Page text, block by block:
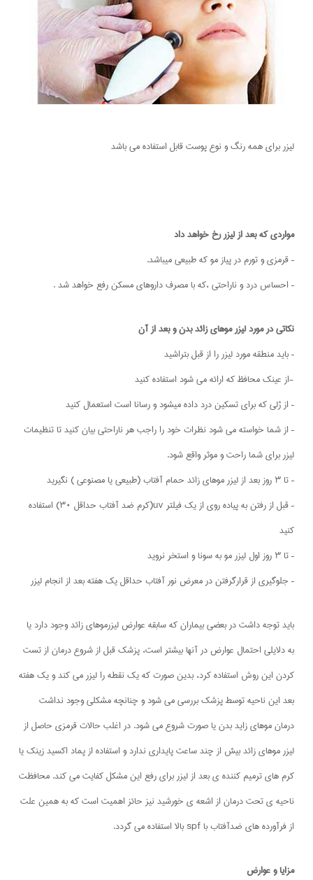
لیزر برای همه رنگ و نوع پوست قابل استفاده می باشد
مواردی که بعد از لیزر رخ خواهد داد
– قرمزی و تورم در پیاز مو که طبیعی میباشد.
– احساس درد و ناراحتی ،که با مصرف داروهای مسکن رفع خواهد شد .
نکاتی در مورد لیزر موهای زائد بدن و بعد از آن
– باید منطقه مورد لیزر را از قبل بتراشید
-از عینک محافظ که ارائه می شود استفاده کنید
– از ژلی که برای تسکین درد داده میشود و رسانا است استعمال کنید
– از شما خواسته می شود نظرات خود را راجب هر ناراحتی بیان کنید تا تنظیمات
لیزر برای شما راحت و موثر واقع شود.
– تا ۳ روز بعد از لیزر موهای زائد حمام آفتاب (طبیعی یا مصنوعی ) نگیرید
– قبل از رفتن به پیاده روی از یک فیلتر uv(کرم ضد آفتاب حداقل ۳۰) استفاده
کنید
– تا ۳ روز اول لیزر مو به سونا و استخر نروید
– جلوگیری از قرارگرفتن در معرض نور آفتاب حداقل یک هفته بعد از انجام لیزر
باید توجه داشت در بعضی بیماران که سابقه عوارض لیزرموهای زائد وجود دارد یا
به دلایلی احتمال عوارض در آنها بیشتر است، پزشک قبل از شروع درمان از تست
کردن این روش استفاده کرد، بدین صورت که یک نقطه را لیزر می کند و یک هفته
بعد این ناحیه توسط پزشک بررسی می شود و چنانچه مشکلی وجود نداشت
درمان موهای زاید بدن یا صورت شروع می شود. در اغلب حالات قرمزی حاصل از
لیزر موهای زائد بیش از چند ساعت پایداری ندارد و استفاده از پماد اکسید زینک یا
کرم های ترمیم کننده ی بعد از لیزر برای رفع این مشکل کفایت می کند. محافظت
ناحیه ی تحت درمان از اشعه ی خورشید نیز حائز اهمیت است که به همین علت
از فرآورده های ضدآفتاب با spf بالا استفاده می گردد.
مزایا و عوارض